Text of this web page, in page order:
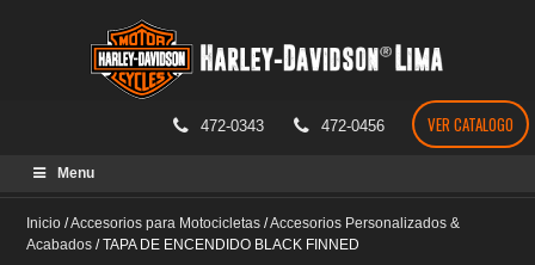
472-0343 472-0456 VER CATALOGO
Menu
Inicio /Accesorios para Motocicletas /Accesorios Personalizados &
Acabados /TAPA DE ENCENDIDO BLACK FINNED